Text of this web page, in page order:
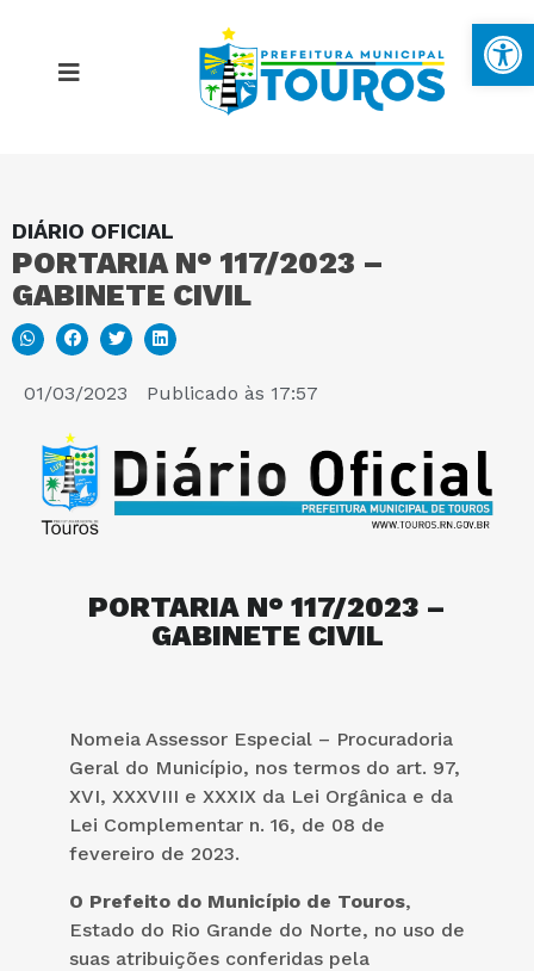
DIÁRIO OFICIAL
PORTARIA N° 117/2023 –
GABINETE CIVIL
01/03/2023 Publicado às 17:57
PORTARIA N° 117/2023 –
GABINETE CIVIL
Nomeia Assessor Especial – Procuradoria
Geral do Município, nos termos do art. 97,
XVI, XXXVIII e XXXIX da Lei Orgânica e da
Lei Complementar n. 16, de 08 de
fevereiro de 2023.
O Prefeito do Município de Touros,
Estado do Rio Grande do Norte, no uso de
suas atribuições conferidas pela
MAPA DO SITE
PORTAL DA TRANSPARÊNCIA
E-SIC
PERGUNTAS FREQUENTES